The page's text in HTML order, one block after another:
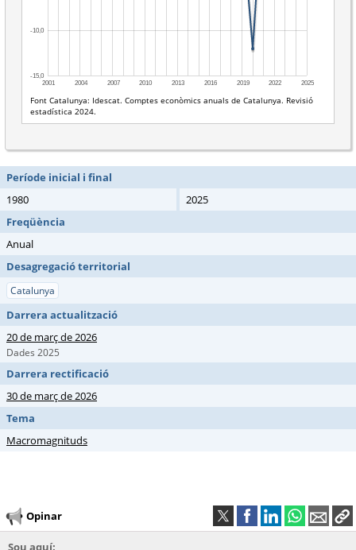
Període inicial i final
1980
2025
Freqüència
Anual
Desagregació territorial
Catalunya
Darrera actualització
20 de març de 2026
Dades 2025
Darrera rectificació
30 de març de 2026
Tema
Macromagnituds
Opinar
Sou aquí: